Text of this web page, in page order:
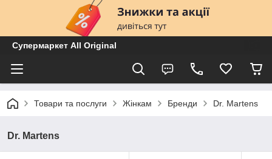
Супермаркет All Original
Товари та послуги Жінкам Бренди Dr. Martens
Dr. Martens